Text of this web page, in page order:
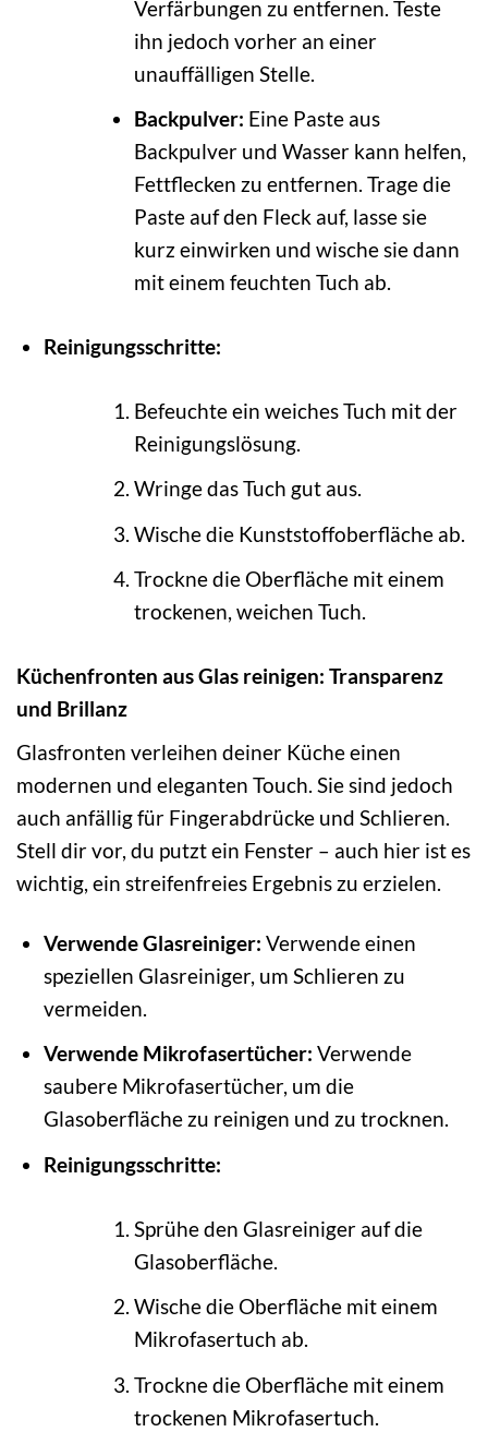
Verfärbungen zu entfernen. Teste
ihn jedoch vorher an einer
unauffälligen Stelle.
Backpulver: Eine Paste aus
Backpulver und Wasser kann helfen,
Fettflecken zu entfernen. Trage die
Paste auf den Fleck auf, lasse sie
kurz einwirken und wische sie dann
mit einem feuchten Tuch ab.
Reinigungsschritte:
Befeuchte ein weiches Tuch mit der
Reinigungslösung.
Wringe das Tuch gut aus.
Wische die Kunststoffoberfläche ab.
Trockne die Oberfläche mit einem
trockenen, weichen Tuch.
Küchenfronten aus Glas reinigen: Transparenz
und Brillanz
Glasfronten verleihen deiner Küche einen
modernen und eleganten Touch. Sie sind jedoch
auch anfällig für Fingerabdrücke und Schlieren.
Stell dir vor, du putzt ein Fenster – auch hier ist es
wichtig, ein streifenfreies Ergebnis zu erzielen.
Verwende Glasreiniger: Verwende einen
speziellen Glasreiniger, um Schlieren zu
vermeiden.
Verwende Mikrofasertücher: Verwende
saubere Mikrofasertücher, um die
Glasoberfläche zu reinigen und zu trocknen.
Reinigungsschritte:
Sprühe den Glasreiniger auf die
Glasoberfläche.
Wische die Oberfläche mit einem
Mikrofasertuch ab.
Trockne die Oberfläche mit einem
trockenen Mikrofasertuch.